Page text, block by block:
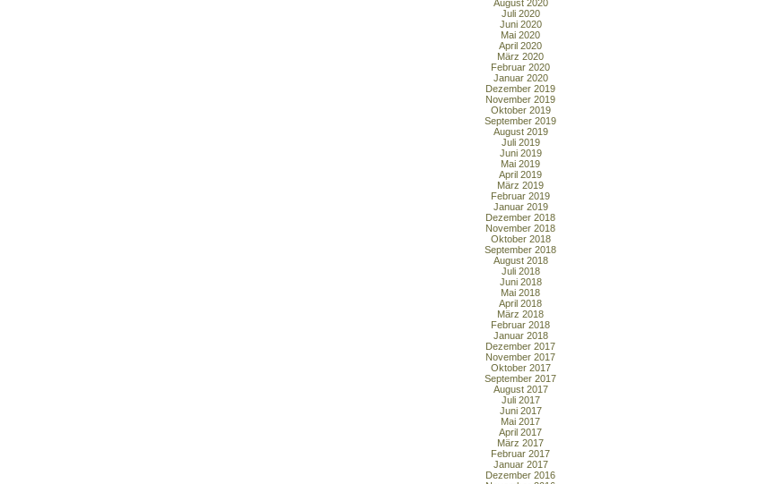
August 2020
Juli 2020
Juni 2020
Mai 2020
April 2020
März 2020
Februar 2020
Januar 2020
Dezember 2019
November 2019
Oktober 2019
September 2019
August 2019
Juli 2019
Juni 2019
Mai 2019
April 2019
März 2019
Februar 2019
Januar 2019
Dezember 2018
November 2018
Oktober 2018
September 2018
August 2018
Juli 2018
Juni 2018
Mai 2018
April 2018
März 2018
Februar 2018
Januar 2018
Dezember 2017
November 2017
Oktober 2017
September 2017
August 2017
Juli 2017
Juni 2017
Mai 2017
April 2017
März 2017
Februar 2017
Januar 2017
Dezember 2016